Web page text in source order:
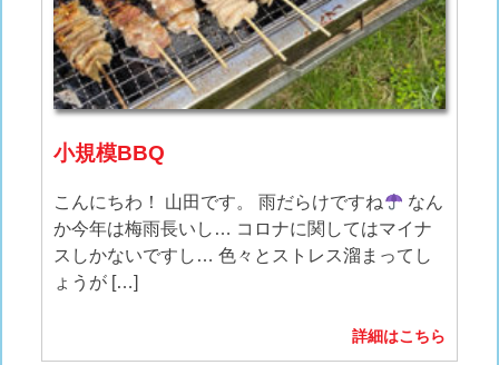
小規模BBQ
こんにちわ！ 山田です。 雨だらけですね
なん
か今年は梅雨長いし… コロナに関してはマイナ
スしかないですし… 色々とストレス溜まってし
ょうが […]
詳細はこちら